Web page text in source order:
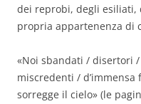
dei reprobi, degli esiliati,
propria appartenenza di
«Noi sbandati / disertori
miscredenti /
sorregge il cielo» (le